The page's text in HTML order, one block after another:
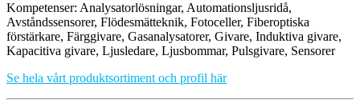
Kompetenser: Analysatorlösningar, Automationsljusridå,
Avståndssensorer, Flödesmätteknik, Fotoceller, Fiberoptiska
förstärkare, Färggivare, Gasanalysatorer, Givare, Induktiva givare,
Kapacitiva givare, Ljusledare, Ljusbommar, Pulsgivare, Sensorer
Se hela vårt produktsortiment och profil här